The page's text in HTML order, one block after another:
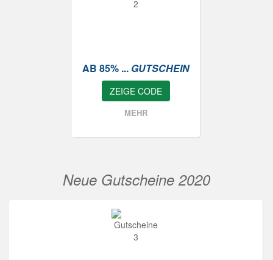
AB 85% ... GUTSCHEIN
ZEIGE CODE
MEHR
Neue Gutscheine 2020